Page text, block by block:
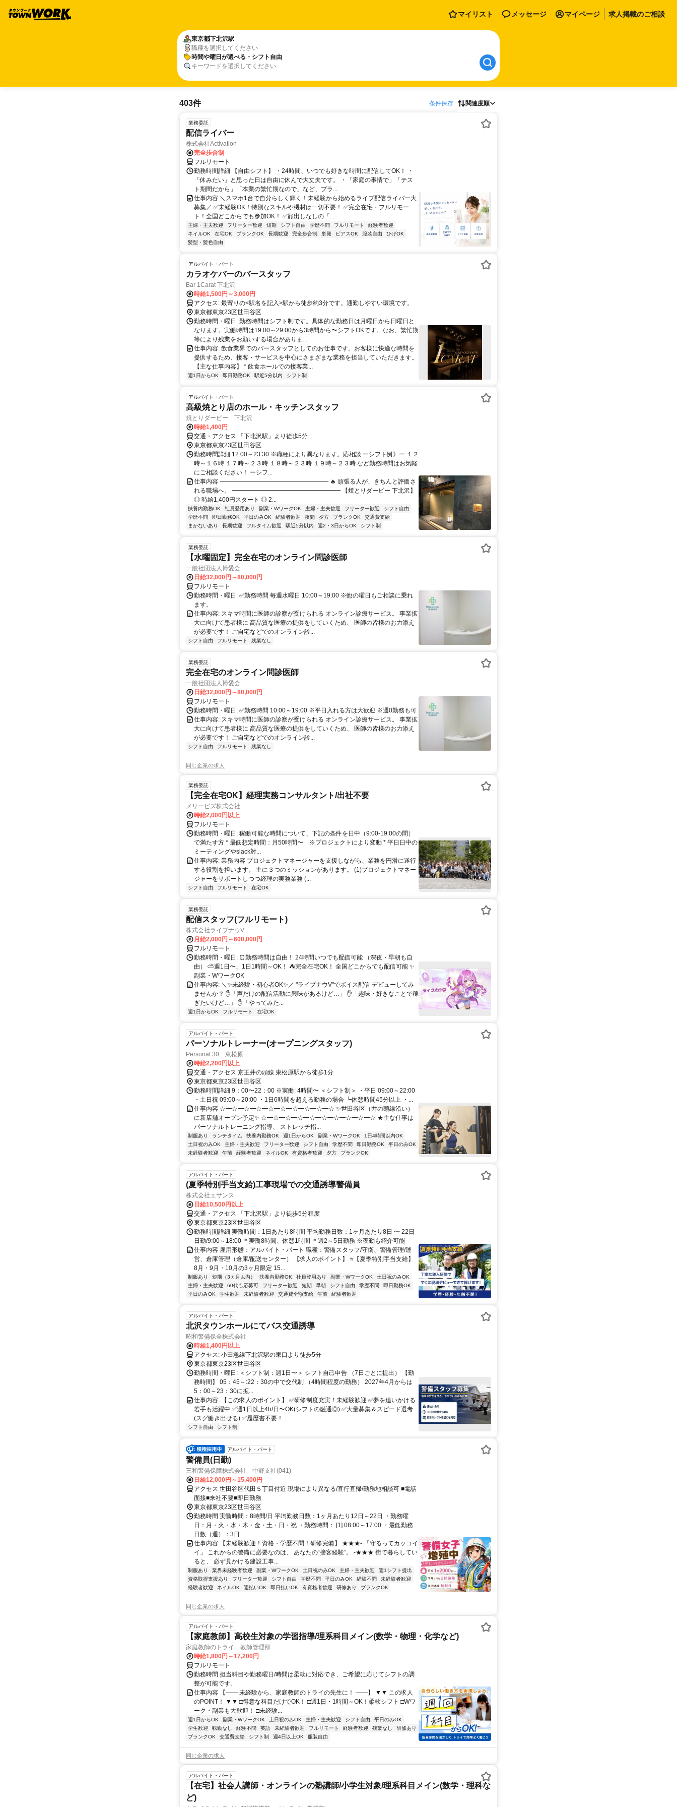
マイリスト メッセージ マイページ 求人掲載のご相談
東京都下北沢駅
職種を選択してください
時間や曜日が選べる・シフト自由
キーワードを選択してください
403件 条件保存 関連度順
業務委託
配信ライバー
株式会社Activation
完全歩合制
フルリモート
勤務時間詳細 【自由シフト】 ・24時間、いつでも好きな時間に配信してOK！ ・
「休みたい」と思った日は自由に休んで大丈夫です。 ・「家庭の事情で」「テス
ト期間だから」「本業の繁忙期なので」など、プラ...
仕事内容 ＼スマホ1台で自分らしく輝く！未経験から始めるライブ配信ライバー大
募集／ ✅未経験OK！特別なスキルや機材は一切不要！ ✅完全在宅・フルリモー
ト！全国どこからでも参加OK！ ✅顔出しなしの「...
主婦・主夫歓迎 フリーター歓迎 短期 シフト自由 学歴不問 フルリモート
経験者歓迎
ネイルOK
在宅OK ブランクOK 長期歓迎 完全歩合制 単発 ピアスOK 服装自由
ひげOK
髪型・髪色自由
アルバイト・パート
カラオケバーのバースタッフ
Bar 1Carat 下北沢
時給1,500円～3,000円
アクセス: 最寄りの<駅名を記入>駅から徒歩約3分です。通勤しやすい環境です。
東京都東京23区世田谷区
勤務時間・曜日: 勤務時間はシフト制です。具体的な勤務日は月曜日から日曜日と
なります。実働時間は19:00～29:00から3時間から〜シフトOKです。なお、繁忙期
等により残業をお願いする場合がありま...
仕事内容: 飲食業界でのバースタッフとしてのお仕事です。お客様に快適な時間を
提供するため、接客・サービスを中心にさまざまな業務を担当していただきます。
【主な仕事内容】 * 飲食ホールでの接客業...
週1日からOK 即日勤務OK 駅近5分以内 シフト制
アルバイト・パート
高級焼とり店のホール・キッチンスタッフ
焼とりダービー 下北沢
時給1,400円
交通・アクセス 「下北沢駅」より徒歩5分
東京都東京23区世田谷区
勤務時間詳細 12:00～23:30 ※職種により異なります。応相談 ーシフト例》ー １２
時～１６時 １７時～２３時 １８時～２３時 １９時～２３時 など勤務時間はお気軽
にご相談ください！ ーシフ...
仕事内容 ━━━━━━━━━━━━━━━━━━ 🔥 頑張る人が、きちんと評価さ
れる職場へ。 ━━━━━━━━━━━━━━━━━━ 【焼とりダービー 下北沢】
◎ 時給1,400円スタート ◎ 2...
扶養内勤務OK 社員登用あり 副業・WワークOK 主婦・主夫歓迎 フリーター歓迎
シフト自由
学歴不問
即日勤務OK 平日のみOK 経験者歓迎 夜間 夕方 ブランクOK
交通費支給
まかないあり
長期歓迎 フルタイム歓迎 駅近5分以内 週2・3日からOK シフト制
業務委託
【水曜固定】完全在宅のオンライン問診医師
一般社団法人博愛会
日給32,000円～80,000円
フルリモート
勤務時間・曜日: ✅勤務時間 毎週水曜日 10:00～19:00 ※他の曜日もご相談に乗れ
ます。
仕事内容: スキマ時間に医師の診察が受けられる オンライン診療サービス。 事業拡
大に向けて患者様に 高品質な医療の提供をしていくため、 医師の皆様のお力添え
が必要です！ ご自宅などでのオンライン診...
シフト自由 フルリモート 残業なし
業務委託
完全在宅のオンライン問診医師
一般社団法人博愛会
日給32,000円～80,000円
フルリモート
勤務時間・曜日: ✅勤務時間 10:00～19:00 ※平日入れる方は大歓迎 ※週0勤務も可
仕事内容: スキマ時間に医師の診察が受けられる オンライン診療サービス。 事業拡
大に向けて患者様に 高品質な医療の提供をしていくため、 医師の皆様のお力添え
が必要です！ ご自宅などでのオンライン診...
シフト自由 フルリモート 残業なし
同じ企業の求人
業務委託
【完全在宅OK】経理実務コンサルタント/出社不要
メリービズ株式会社
時給2,000円以上
フルリモート
勤務時間・曜日: 稼働可能な時間について、下記の条件を日中（9:00-19:00の間）
で満たす方 * 最低想定時間：月50時間〜 ※プロジェクトにより変動 * 平日日中の
ミーティングやslack対...
仕事内容: 業務内容 プロジェクトマネージャーを支援しながら、業務を円滑に遂行
する役割を担います。 主に３つのミッションがあります。 (1)プロジェクトマネー
ジャーをサポートしつつ経理の実務業務 (...
シフト自由 フルリモート 在宅OK
業務委託
配信スタッフ(フルリモート)
株式会社ライブナウV
月給2,000円～600,000円
フルリモート
勤務時間・曜日: ⏰勤務時間は自由！ 24時間いつでも配信可能 （深夜・早朝も自
由） ⛅週1日〜、1日1時間～OK！ ⛺完全在宅OK！ 全国どこからでも配信可能 ✨
副業・WワークOK
仕事内容: ＼✨未経験・初心者OK✨／ "ライブナウV"でボイス配信 デビューしてみ
ませんか？ ✋「声だけの配信活動に興味があるけど…」 ✋「趣味・好きなことで稼
ぎたいけど…」 ✋「やってみた...
週1日からOK フルリモート 在宅OK
アルバイト・パート
パーソナルトレーナー(オープニングスタッフ)
Personal 30 東松原
時給2,200円以上
交通・アクセス 京王井の頭線 東松原駅から徒歩1分
東京都東京23区世田谷区
勤務時間詳細 9：00〜22：00 ※実働: 4時間〜 ＜シフト制＞ ・平日 09:00～22:00
・土日祝 09:00～20:00 ・1日6時間を超える勤務の場合 ┗休憩時間45分以上 ・...
仕事内容 ☆━☆━☆━☆━☆━☆━☆━☆━☆━☆ ✨世田谷区（井の頭線沿い）
に新店舗オープン予定✨ ☆━☆━☆━☆━☆━☆━☆━☆━☆━☆ ★主な仕事は
パーソナルトレーニング指導、 ストレッチ指...
制服あり ランチタイム 扶養内勤務OK 週1日からOK 副業・WワークOK
1日4時間以内OK
土日祝のみOK
主婦・主夫歓迎 フリーター歓迎 シフト自由 学歴不問 即日勤務OK
平日のみOK
未経験者歓迎
午前 経験者歓迎 ネイルOK 有資格者歓迎 夕方 ブランクOK
アルバイト・パート
(夏季特別手当支給)工事現場での交通誘導警備員
株式会社エサンス
日給10,500円以上
交通・アクセス 「下北沢駅」より徒歩5分程度
東京都東京23区世田谷区
勤務時間詳細 実働時間：1日あたり8時間 平均勤務日数：1ヶ月あたり8日 〜 22日
日勤/9:00～18:00 ＊実働8時間、休憩1時間 ＊週2～5日勤務 ※夜勤も紹介可能
仕事内容 雇用形態：アルバイト・パート 職種：警備スタッフ/守衛、警備管理/運
営、倉庫管理（倉庫/配送センター） 【求人のポイント】 ⭐【夏季特別手当支給】
8月・9月・10月の3ヶ月限定 15...
制服あり 短期（3ヵ月以内） 扶養内勤務OK 社員登用あり 副業・WワークOK
土日祝のみOK
主婦・主夫歓迎
60代も応募可 フリーター歓迎 短期 早朝 シフト自由 学歴不問
即日勤務OK
平日のみOK
学生歓迎 未経験者歓迎 交通費全額支給 午前 経験者歓迎
アルバイト・パート
北沢タウンホールにてバス交通誘導
昭和警備保全株式会社
時給1,400円以上
アクセス: 小田急線下北沢駅の東口より徒歩5分
東京都東京23区世田谷区
勤務時間・曜日: ＜シフト制：週1日〜＞ シフト自己申告 （7日ごとに提出） 【勤
務時間】 05：45～:22：30の中で交代制 （4時間程度の勤務） 2027年4月からは
5：00～23：30に拡...
仕事内容: 【この求人のポイント】 ✅研修制度充実！未経験歓迎 ✅夢を追いかける
若手も活躍中 ✅週1日以上4h/日〜OK(シフトの融通◎) ✅大量募集＆スピード選考
(スグ働き出せる) ✅履歴書不要！...
シフト自由 シフト制
アルバイト・パート
警備員(日勤)
三和警備保障株式会社 中野支社(041)
日給12,000円～15,400円
アクセス 世田谷区代田５丁目付近 現場により異なる/直行直帰/勤務地相談可 ■電話
面接■来社不要■即日勤務
東京都東京23区世田谷区
勤務時間 実働時間：8時間/日 平均勤務日数：1ヶ月あたり12日～22日 ・勤務曜
日：月・火・水・木・金・土・日・祝 ・勤務時間： [1] 08:00～17:00 ・最低勤務
日数（週）：3日 ...
仕事内容 【未経験歓迎！資格・学歴不問！研修完備】 ★★★- 「守るってカッコイ
イ」 これからの警備に必要なのは、 あなたの“接客経験”。 -★★★ 街で暮らしてい
ると、 必ず見かける建設工事...
制服あり 業界未経験者歓迎 副業・WワークOK 土日祝のみOK 主婦・主夫歓迎
週1シフト提出
資格取得支援あり
フリーター歓迎 シフト自由 学歴不問 平日のみOK 経験不問
未経験者歓迎
経験者歓迎
ネイルOK 週払いOK 即日払いOK 有資格者歓迎 研修あり ブランクOK
同じ企業の求人
アルバイト・パート
【家庭教師】高校生対象の学習指導/理系科目メイン(数学・物理・化学など)
家庭教師のトライ 教師管理部
時給1,800円～17,200円
フルリモート
勤務時間 担当科目や勤務曜日/時間は柔軟に対応でき、ご希望に応じてシフトの調
整が可能です。
仕事内容 【―― 未経験から、家庭教師のトライの先生に！ ――】 ▼▼ この求人
のPOINT！ ▼▼ □得意な科目だけでOK！ □週1日・1時間～OK！柔軟シフト □Wワ
ーク・副業も大歓迎！ □未経験...
週1日からOK 副業・WワークOK 土日祝のみOK 主婦・主夫歓迎 シフト自由
平日のみOK
学生歓迎
転勤なし 経験不問 英語 未経験者歓迎 フルリモート 経験者歓迎 残業なし
研修あり
ブランクOK
交通費支給 シフト制 週4日以上OK 服装自由
同じ企業の求人
アルバイト・パート
【在宅】社会人講師・オンラインの塾講師/小学生対象/理系科目メイン(数学・理科な
ど)